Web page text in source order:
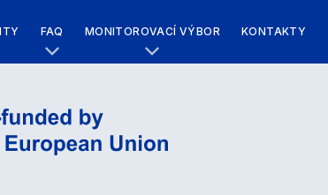
FAQ MONITOROVACÍ VÝBOR KONTAKTY